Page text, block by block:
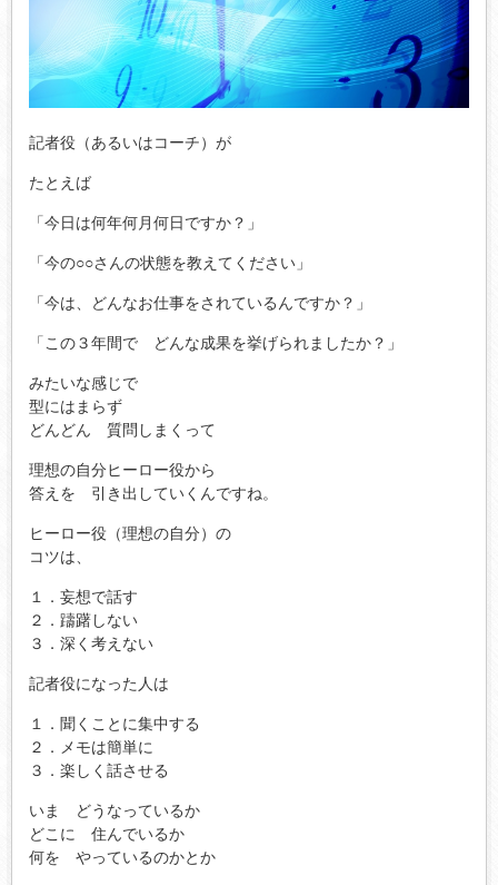
記者役（あるいはコーチ）が
たとえば
「今日は何年何月何日ですか？」
「今の○○さんの状態を教えてください」
「今は、どんなお仕事をされているんですか？」
「この３年間で どんな成果を挙げられましたか？」
みたいな感じで
型にはまらず
どんどん 質問しまくって
理想の自分ヒーロー役から
答えを 引き出していくんですね。
ヒーロー役（理想の自分）の
コツは、
１．妄想で話す
２．躊躇しない
３．深く考えない
記者役になった人は
１．聞くことに集中する
２．メモは簡単に
３．楽しく話させる
いま どうなっているか
どこに 住んでいるか
何を やっているのかとか